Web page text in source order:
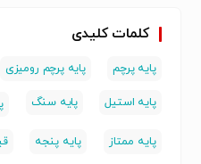
کلمات کلیدی
پایه پرچم پایه پرچم رومیزی
پایه استیل پایه سنگ
پایه ممتاز پایه پنجه